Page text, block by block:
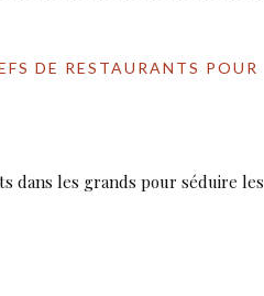
DE RESTAURANTS POUR
dans les grands pour séduire les